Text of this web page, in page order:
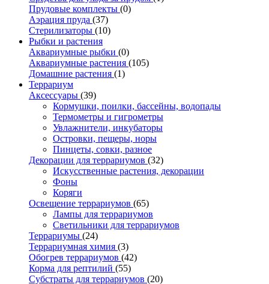
Прудовые комплекты (0)
Аэрация пруда (37)
Стерилизаторы (10)
Рыбки и растения
Аквариумные рыбки (0)
Аквариумные растения (105)
Домашние растения (1)
Террариум
Аксессуары (39)
Кормушки, поилки, бассейны, водопады
Термометры и гигрометры
Увлажнители, инкубаторы
Островки, пещеры, норы
Пинцеты, совки, разное
Декорации для террариумов (32)
Искусственные растения, декорации
Фоны
Коряги
Освещение террариумов (65)
Лампы для террариумов
Светильники для террариумов
Террариумы (24)
Террариумная химия (3)
Обогрев террариумов (42)
Корма для рептилий (55)
Субстраты для террариумов (20)